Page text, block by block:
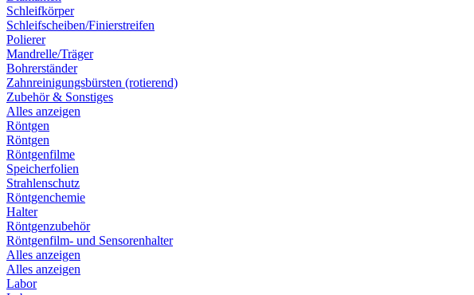
Schleifkörper
Schleifscheiben/Finierstreifen
Polierer
Mandrelle/Träger
Bohrerständer
Zahnreinigungsbürsten (rotierend)
Zubehör & Sonstiges
Alles anzeigen
Röntgen
Röntgen
Röntgenfilme
Speicherfolien
Strahlenschutz
Röntgenchemie
Halter
Röntgenzubehör
Röntgenfilm- und Sensorenhalter
Alles anzeigen
Alles anzeigen
Labor